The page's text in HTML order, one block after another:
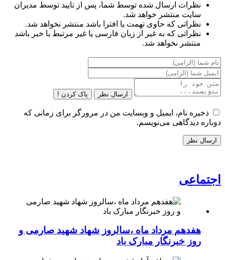
نظرات ارسال شده توسط شما، پس از تایید توسط مدیران
سایت منتشر خواهد شد.
نظراتی که حاوی تهمت یا افترا باشد منتشر نخواهد شد.
نظراتی که به غیر از زبان فارسی یا غیر مرتبط با خبر باشد
منتشر نخواهد شد.
ارسال نظر پاک کردن !
ذخیره نام، ایمیل و وبسایت من در مرورگر برای زمانی که
دوباره دیدگاهی می‌نویسم.
اجتماعی
هفدهم مرداد ماه ،سالروز شهاد شهید صارمی و
روز خبرنگار مبارک باد